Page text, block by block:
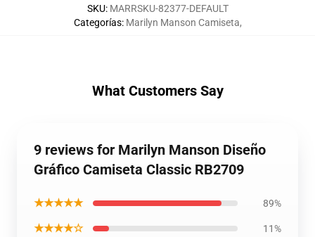
SKU: MARRSKU-82377-DEFAULT
Categorías: Marilyn Manson Camiseta,
What Customers Say
9 reviews for Marilyn Manson Diseño
Gráfico Camiseta Classic RB2709
★★★★★ 89%
★★★★☆ 11%